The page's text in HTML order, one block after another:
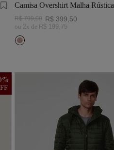
Camisa Overshirt Malha Rústica
Khaki
R$ 799,00 R$ 399 50
ou 2x de R$ 199 75
%